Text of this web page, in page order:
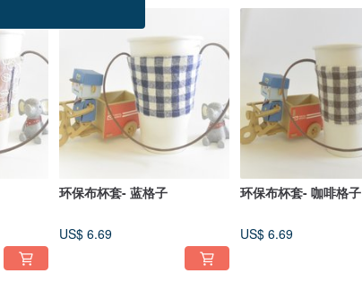
环保布杯套- 蓝格子
US$ 6.69
环保布杯套- 咖啡格子
US$ 6.69